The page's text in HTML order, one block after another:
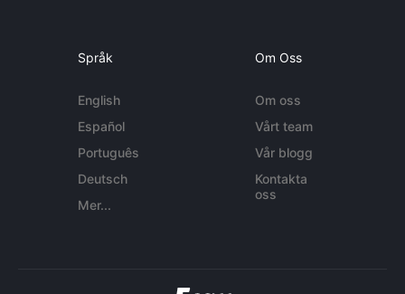
Språk
English
Español
Português
Deutsch
Mer...
Om Oss
Om oss
Vårt team
Vår blogg
Kontakta
oss